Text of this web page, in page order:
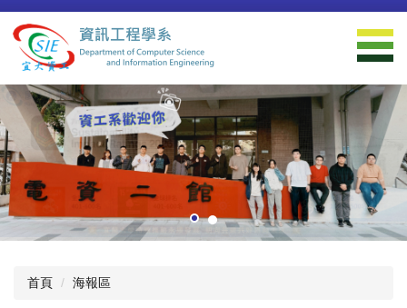
跳
到
主
內
容
首頁 海報區